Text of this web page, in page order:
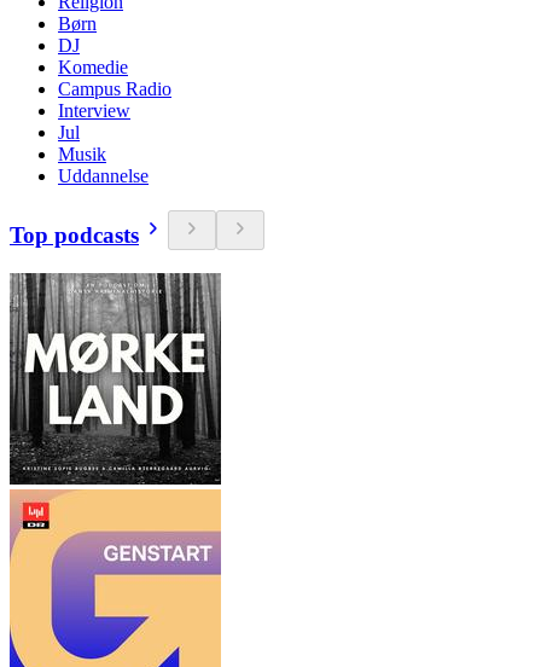
Børn
DJ
Komedie
Campus Radio
Interview
Jul
Musik
Uddannelse
Top podcasts